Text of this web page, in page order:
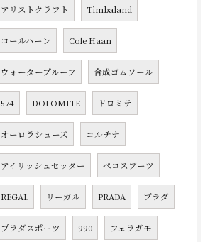
アリストクラフト Timbaland
コールハーン Cole Haan
ウォータープルーフ 合成ゴムソール
574 DOLOMITE ドロミテ
オーロラシューズ コルチナ
アイリッシュセッター ペコスブーツ
REGAL リーガル PRADA プラダ
プラダスポーツ 990 フェラガモ